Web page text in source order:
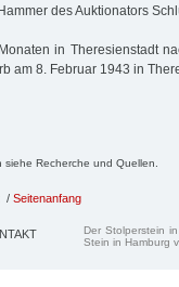
des Auktionators
in Theresienstadt
am 8. Februar 1943 in
Recherche und Quellen.
/ Seitenanfang
Der Stolperstein
Stein in Hamburg